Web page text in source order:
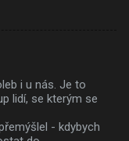
i u nás. Je to
lidí, se kterým se
- kdybych